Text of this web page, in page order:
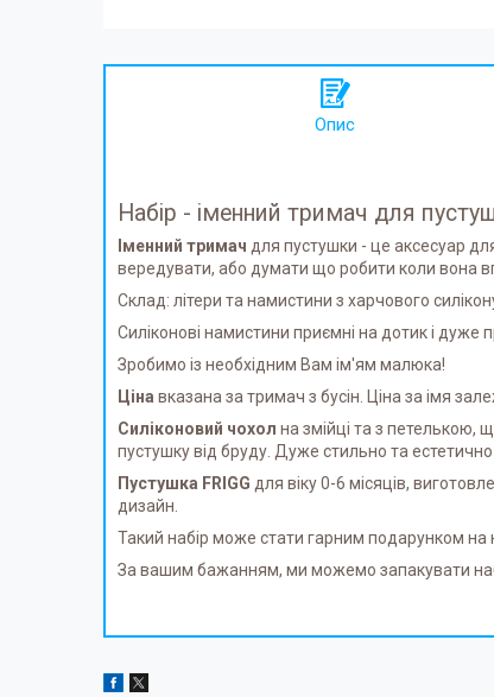
Опис
Набір - іменний тримач для
Іменний тримач для пустушки - це аксесуар
вередувати, або думати що робити коли вона
Склад: літери та намистини з харчового
Силіконові намистини приємні на дотик і дуже
Зробимо із необхідним Вам ім'ям малюка!
Ціна вказана за тримач з бусін. Ціна за імя
Силіконовий чохол на змійці та з петелькою,
пустушку від бруду. Дуже стильно та
Пустушка FRIGG для віку 0-6 місяців,
дизайн.
Такий набір може стати гарним подарунком
За вашим бажанням, ми можемо запакувати